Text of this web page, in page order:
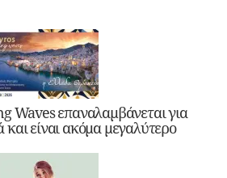
Waves επαναλαμβάνεται για
και είναι ακόμα μεγαλύτερο